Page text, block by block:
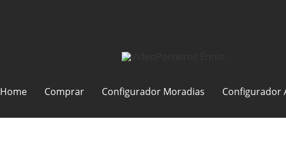
Home Comprar Configurador Moradias Configurador